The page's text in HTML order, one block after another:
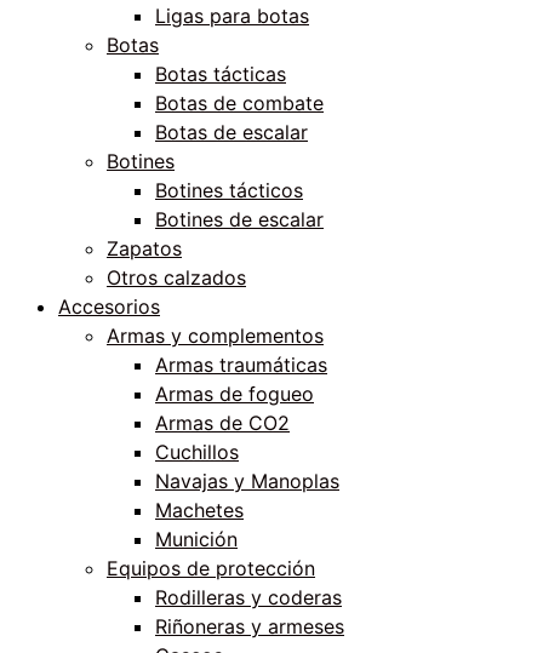
Ligas para botas
Botas
Botas tácticas
Botas de combate
Botas de escalar
Botines
Botines tácticos
Botines de escalar
Zapatos
Otros calzados
Accesorios
Armas y complementos
Armas traumáticas
Armas de fogueo
Armas de CO2
Cuchillos
Navajas y Manoplas
Machetes
Munición
Equipos de protección
Rodilleras y coderas
Riñoneras y armeses